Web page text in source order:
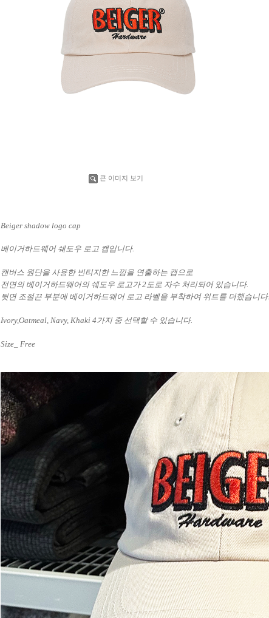
큰 이미지 보기
Beiger shadow logo cap
베이거하드웨어 쉐도우 로고 캡입니다.
캔버스 원단을 사용한 빈티지한 느낌을 연출하는 캡으로
전면의 베이거하드웨어의 쉐도우 로고가 2도로 자수 처리되어 있습니다.
뒷면 조절끈 부분에 베이거하드웨어 로고 라벨을 부착하여 위트를 더했습니다.
Ivory,Oatmeal, Navy, Khaki 4가지 중 선택할 수 있습니다.
Size_ Free